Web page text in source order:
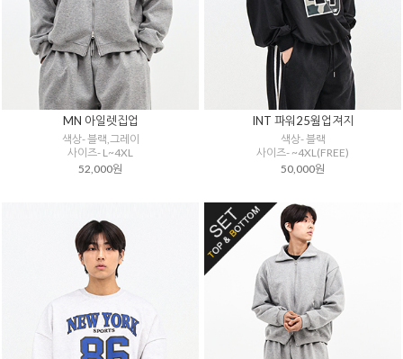
MN 아일렛집업
색상- 블랙,그레이
사이즈- L~4XL
52,000원
INT 파워25웜업져지
색상- 블랙
사이즈- ~4XL(FREE)
50,000원